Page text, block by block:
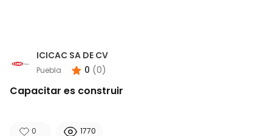
ICICAC SA DE CV
Puebla 0 ( 0 )
Capacitar es construir
0 1770